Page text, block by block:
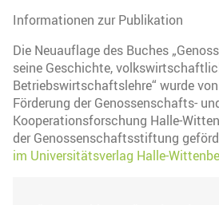
Informationen zur Publikation
Die Neuauflage des Buches
seine Geschichte,
Betriebswirtschaftslehre“ wurde
Förderung der Genossenschafts-
Kooperationsforschung Halle-
der Genossenschaftsstiftung
im Universitätsverlag Halle-